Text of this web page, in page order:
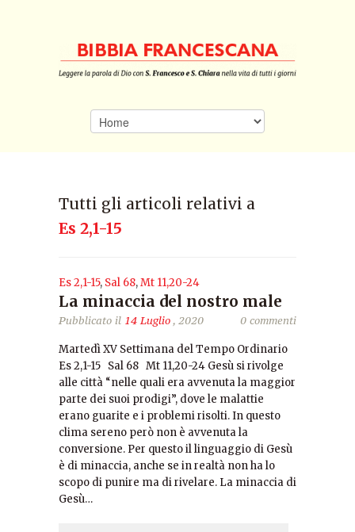
Tutti gli articoli relativi a
Es 2,1-15
Es 2,1-15, Sal 68,Mt 11,20-24
La minaccia del nostro male
Pubblicato il 14 Luglio, 2020 0 commenti
Martedì XV Settimana del Tempo Ordinario
Es 2,1-15 Sal 68 Mt 11,20-24 Gesù si rivolge
alle città “nelle quali era avvenuta la maggior
parte dei suoi prodigi”, dove le malattie
erano guarite e i problemi risolti. In questo
clima sereno però non è avvenuta la
conversione. Per questo il linguaggio di Gesù
è di minaccia, anche se in realtà non ha lo
scopo di punire ma di rivelare. La minaccia di
Gesù…